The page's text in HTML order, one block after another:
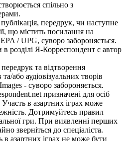
спільно з
передрук, чи наступне
що містить посилання на
/ UPG, суворо забороняється.
розділі Я-Корреспондент є автор
та відтворення
або аудіовізуальних творів
- суворо забороняється.
призначені для осіб
в азартних іграх може
Дотримуйтесь правил
гри. При виявленні перших
зверніться до спеціаліста.
азартних іграх не може бути